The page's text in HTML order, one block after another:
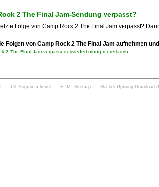
2 The Final Jam-Sendung verpasst?
Folge von Camp Rock 2 The Final Jam verpasst?
Folgen von Camp Rock 2 The Final Jam aufnehmen
2 The Final Jam-verpasst.de/wiederholung-runterladen
TV-Programm heute HTML-Sitemap Slacker Uprising Download